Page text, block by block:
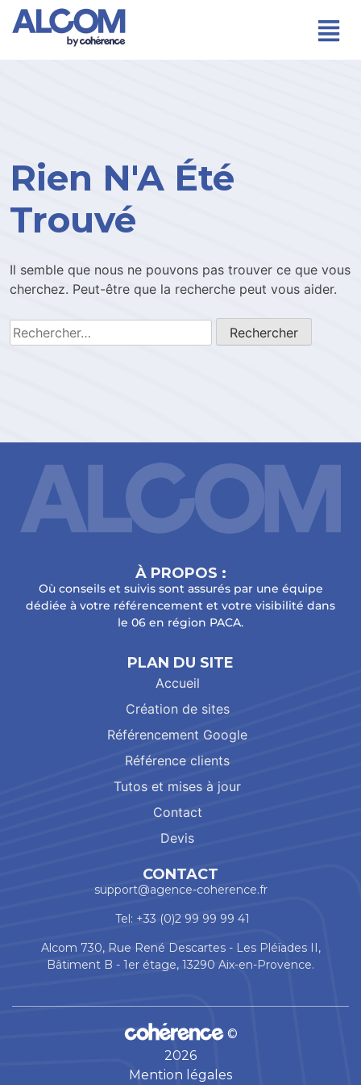
Rien N'A Été
Trouvé
Il semble que nous ne pouvons pas trouver ce que vous
cherchez. Peut-être que la recherche peut vous aider.
À PROPOS :
Où conseils et suivis sont assurés par une équipe
dédiée à votre référencement et votre visibilité dans
le 06 en région PACA.
PLAN DU SITE
Accueil
Création de sites
Référencement Google
Référence clients
Tutos et mises à jour
Contact
Devis
CONTACT
support@agence-coherence.fr
Tel: +33 (0)2 99 99 99 41
Alcom 730, Rue René Descartes - Les Pléïades II,
Bâtiment B - 1er étage, 13290 Aix-en-Provence.
©
2026
Mention légales